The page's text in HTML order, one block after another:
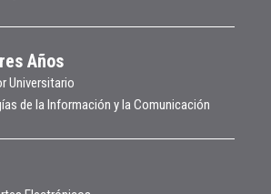
Años
Universitario
de la Información y la Comunicación